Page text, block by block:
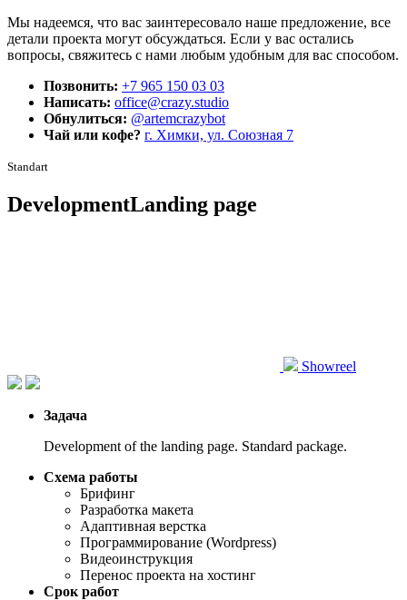
Мы надеемся, что вас заинтересовало наше предложение, все
детали проекта могут обсуждаться. Если у вас остались
вопросы, свяжитесь с нами любым удобным для вас способом.
Позвонить: +7 965 150 03 03
Написать: office@crazy.studio
Обнулиться: @artemcrazybot
Чай или кофе? г. Химки, ул. Союзная 7
Standart
DevelopmentLanding page
Showreel
Задача
Development of the landing page. Standard package.
Схема работы
Брифинг
Разработка макета
Адаптивная верстка
Программирование (Wordpress)
Видеоинструкция
Перенос проекта на хостинг
Срок работ